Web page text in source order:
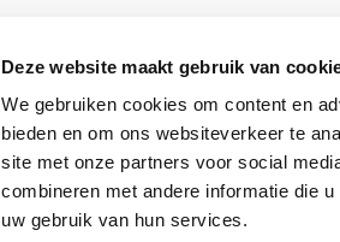
Deze website maakt gebruik van
We gebruiken cookies om content en
bieden en om ons websiteverkeer te
site met onze partners voor social
combineren met andere informatie die
uw gebruik van hun services.